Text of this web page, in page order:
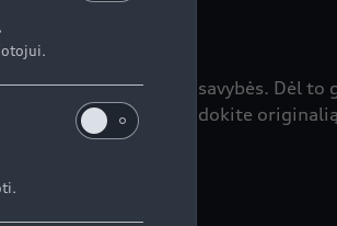
eksploatacinės savybės. Dėl to
oro filtrą. Naudokite